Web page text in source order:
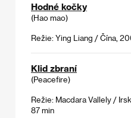
Hodné kočky
(Hao mao)
Režie: Ying Liang / Čína,
Klid zbraní
(Peacefire)
Režie: Macdara Vallely /
87 min